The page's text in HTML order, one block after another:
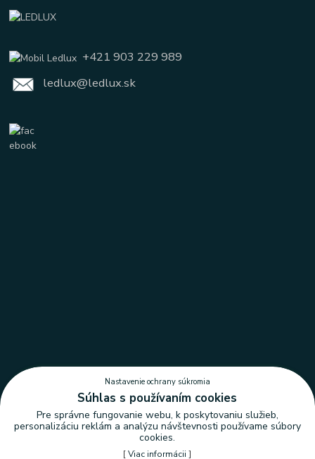
+421 903 229 989
ledlux@ledlux.sk
Nastavenie ochrany súkromia
Súhlas s používaním cookies
Pre správne fungovanie webu, k poskytovaniu služieb,
personalizáciu reklám a analýzu návštevnosti používame súbory
cookies.
[Viac informácii ]